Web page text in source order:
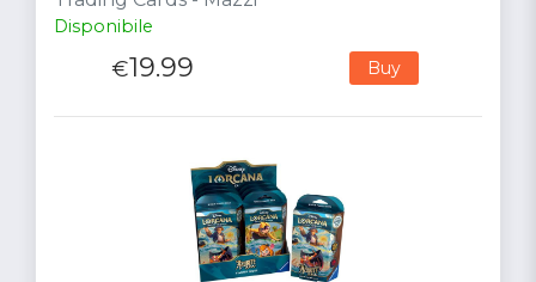
Disponibile
€19.99 Buy